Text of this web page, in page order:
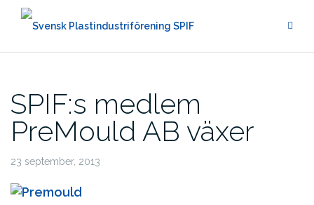
Hoppa
SPIF:s medlem
PreMould AB växer
23 september, 2013